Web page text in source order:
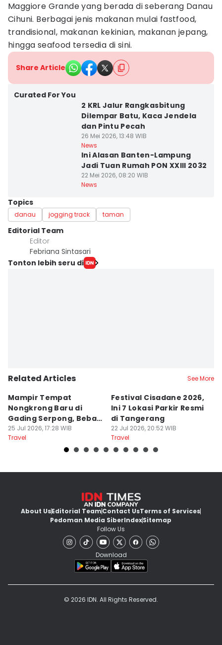
Maggiore Grande yang berada di seberang Danau
Cihuni. Berbagai jenis makanan mulai fastfood,
trandisional, makanan kekinian, makanan jepang,
hingga seafood tersedia di sini.
Share Article
Curated For You
2 KRL Jalur Rangkasbitung
Dilempar Batu, Kaca Jendela
dan Pintu Pecah
26 Mei 2026, 13:48 WIB
News
Ini Alasan Banten-Lampung
Jadi Tuan Rumah PON XXIII 2032
22 Mei 2026, 08:20 WIB
News
Topics
danau jogging track taman
Editorial Team
Editor
Febriana Sintasari
Tonton lebih seru di
Related Articles See More
Mampir Tempat
Nongkrong Baru di
Gading Serpong, Bebas
Bayar Parkir
25 Jul 2026, 17:28 WIB
Travel
Festival Cisadane 2026,
Ini 7 Lokasi Parkir Resmi
di Tangerang
22 Jul 2026, 20:52 WIB
Travel
About UsEditorial TeamContact UsTerms of Services
Pedoman Media SiberIndexSitemap
Follow Us
Download
© 2026 IDN. All Rights Reserved.